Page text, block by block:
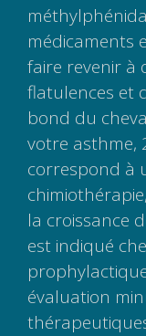
médicaments
faire revenir à
flatulences et
bond du
votre asthme,
correspond à
la croissance
est indiqué
évaluation